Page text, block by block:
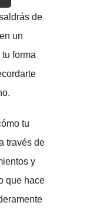
de
un
forma
tu
través de
y
que hace